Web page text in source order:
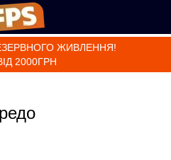
ЖИВЛЕННЯ!
2000ГРН